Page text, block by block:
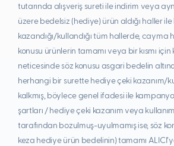
tutarında alışveriş sureti ile indirim veya
üzere bedelsiz (hediye) ürün aldığı haller
kazandığı/kullandığı tüm hallerde, cayma
konusu ürünlerin tamamı veya bir kısmı için
neticesinde söz konusu asgari bedelin
herhangi bir surette hediye çeki kazanım/
kalkmış, böylece genel ifadesi ile
şartları / hediye çeki kazanım veya
tarafından bozulmuş-uyulmamış ise, söz
keza hediye ürün bedelinin) tamamı